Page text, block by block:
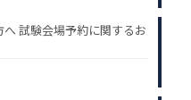
へ 試験会場予約に関するお